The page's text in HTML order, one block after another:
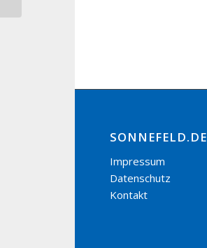
SONNEFELD.DE
Impressum
Datenschutz
Kontakt